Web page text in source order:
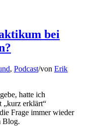
bei
, Podcast/von Erik
hatte ich
„kurz erklärt“
Frage immer wieder
Blog.